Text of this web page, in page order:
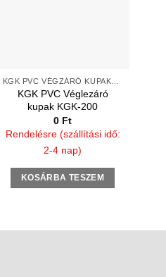
KGK PVC Véglezáró
kupak KGK-200
0 Ft
Rendelésre (szállítási idő:
2-4 nap)
KOSÁRBA TESZEM